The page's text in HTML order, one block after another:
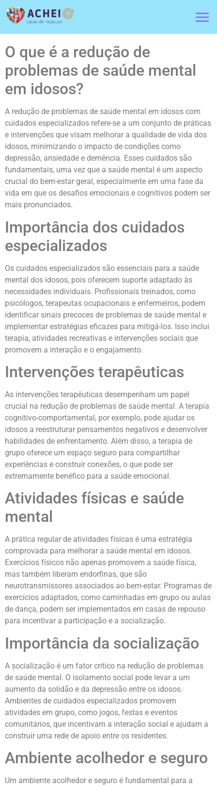
O que é a redução de
problemas de saúde mental
em idosos?
A redução de problemas de saúde mental em idosos com
cuidados especializados refere-se a um conjunto de práticas
e intervenções que visam melhorar a qualidade de vida dos
idosos, minimizando o impacto de condições como
depressão, ansiedade e demência. Esses cuidados são
fundamentais, uma vez que a saúde mental é um aspecto
crucial do bem-estar geral, especialmente em uma fase da
vida em que os desafios emocionais e cognitivos podem ser
mais pronunciados.
Importância dos cuidados
especializados
Os cuidados especializados são essenciais para a saúde
mental dos idosos, pois oferecem suporte adaptado às
necessidades individuais. Profissionais treinados, como
psicólogos, terapeutas ocupacionais e enfermeiros, podem
identificar sinais precoces de problemas de saúde mental e
implementar estratégias eficazes para mitigá-los. Isso inclui
terapia, atividades recreativas e intervenções sociais que
promovem a interação e o engajamento.
Intervenções terapêuticas
As intervenções terapêuticas desempenham um papel
crucial na redução de problemas de saúde mental. A terapia
cognitivo-comportamental, por exemplo, pode ajudar os
idosos a reestruturar pensamentos negativos e desenvolver
habilidades de enfrentamento. Além disso, a terapia de
grupo oferece um espaço seguro para compartilhar
experiências e construir conexões, o que pode ser
extremamente benéfico para a saúde emocional.
Atividades físicas e saúde
mental
A prática regular de atividades físicas é uma estratégia
comprovada para melhorar a saúde mental em idosos.
Exercícios físicos não apenas promovem a saúde física,
mas também liberam endorfinas, que são
neurotransmissores associados ao bem-estar. Programas de
exercícios adaptados, como caminhadas em grupo ou aulas
de dança, podem ser implementados em casas de repouso
para incentivar a participação e a socialização.
Importância da socialização
A socialização é um fator crítico na redução de problemas
de saúde mental. O isolamento social pode levar a um
aumento da solidão e da depressão entre os idosos.
Ambientes de cuidados especializados promovem
atividades em grupo, como jogos, festas e eventos
comunitários, que incentivam a interação social e ajudam a
construir uma rede de apoio entre os residentes.
Ambiente acolhedor e seguro
Um ambiente acolhedor e seguro é fundamental para a